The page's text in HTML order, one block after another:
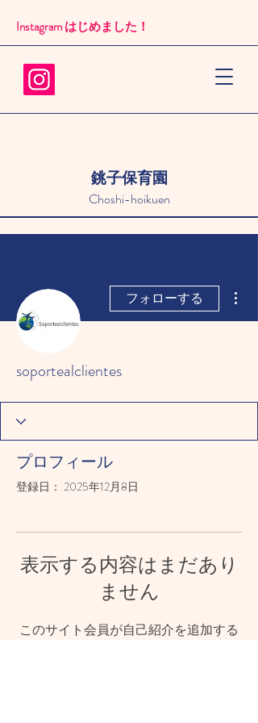
銚子保育園
Choshi-hoikuen
Instagram はじめました！​
フォローする
soportealclientes
プロフィール
登録日： 2025年12月8日
表示する内容はまだあり
ません
このサイト会員が自己紹介を追加する